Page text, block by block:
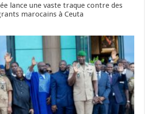
lance une vaste traque contre des
marocains à Ceuta